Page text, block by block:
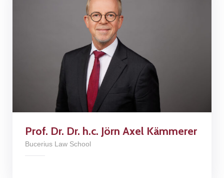
Prof. Dr. Dr. h.c. Jörn Axel Kämmerer
Bucerius Law School